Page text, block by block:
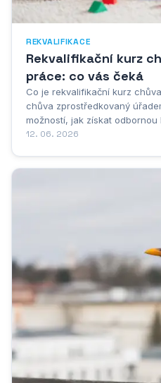
REKVALIFIKACE
Rekvalifikační kurz
práce: co vás čeká
Co je rekvalifikační kurz
chůva zprostředkovaný
možností, jak získat
děti, a to zcela zdarma nebo
12. 06. 2026